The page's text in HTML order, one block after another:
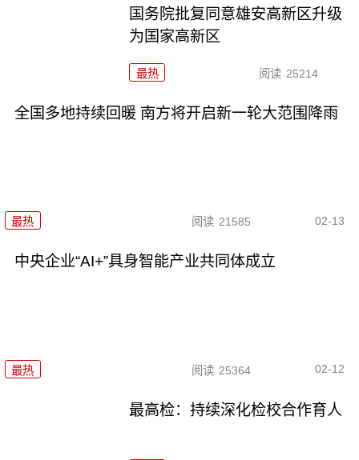
国务院批复同意雄安高新区升级
为国家高新区
最热 阅读 25214
全国多地持续回暖 南方将开启新一轮大范围降雨
最热 阅读 21585 02-13
中央企业“AI+”具身智能产业共同体成立
最热 阅读 25364 02-12
最高检：持续深化检校合作育人